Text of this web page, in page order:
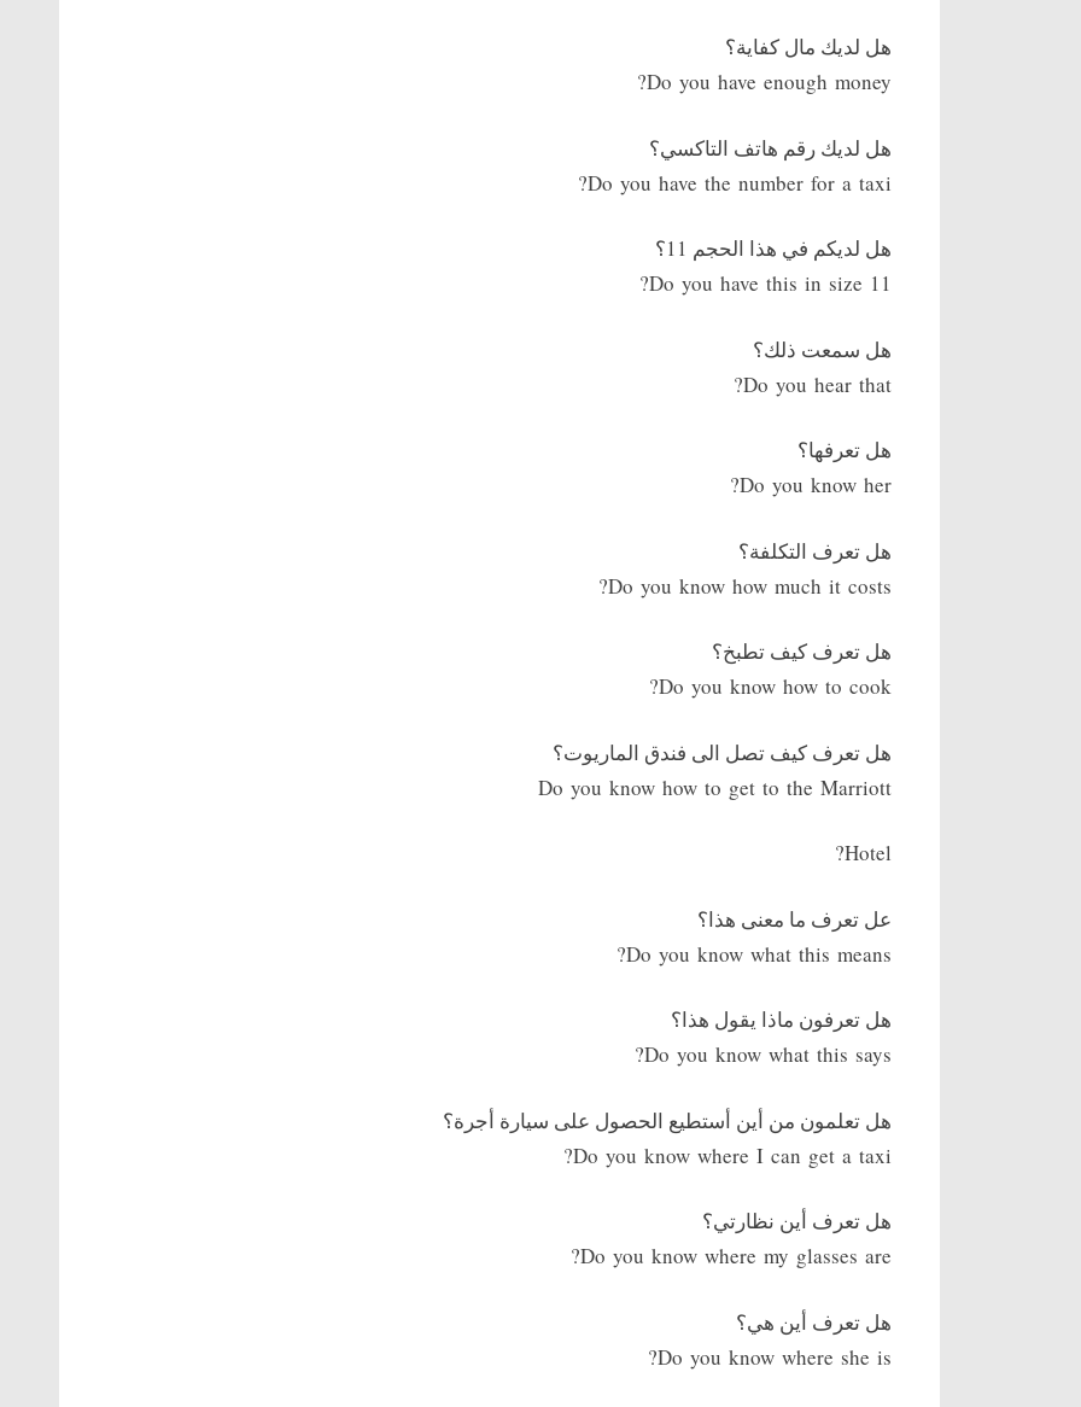
هل لديك مال كفاية؟
Do you have enough money?
هل لديك رقم هاتف التاكسي؟
Do you have the number for a taxi?
هل لديكم في هذا الحجم 11؟
Do you have this in size 11?
هل سمعت ذلك؟
Do you hear that?
هل تعرفها؟
Do you know her?
هل تعرف التكلفة؟
Do you know how much it costs?
هل تعرف كيف تطبخ؟
Do you know how to cook?
هل تعرف كيف تصل الى فندق الماريوت؟
Do you know how to get to the Marriott
Hotel?
عل تعرف ما معنى هذا؟
Do you know what this means?
هل تعرفون ماذا يقول هذا؟
Do you know what this says?
هل تعلمون من أين أستطيع الحصول على سيارة أجرة؟
Do you know where I can get a taxi?
هل تعرف أين نظارتي؟
Do you know where my glasses are?
هل تعرف أين هي؟
Do you know where she is?